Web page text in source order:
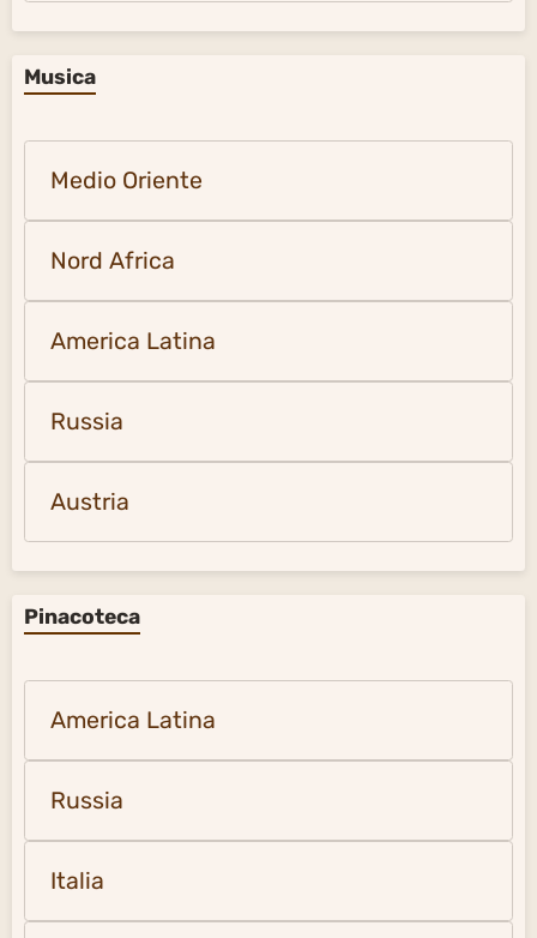
Musica
Medio Oriente
Nord Africa
America Latina
Russia
Austria
Pinacoteca
America Latina
Russia
Italia